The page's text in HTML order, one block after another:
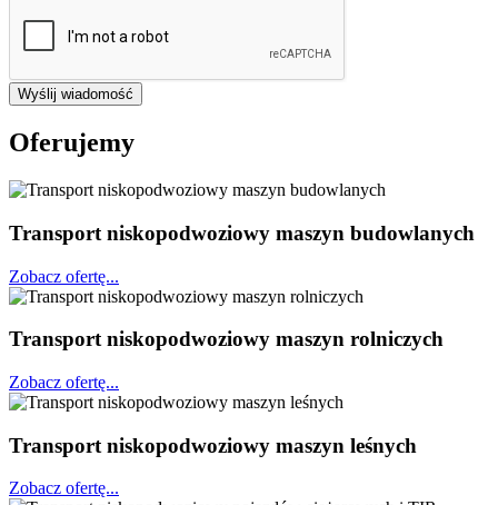
Wyślij wiadomość
Oferujemy
Transport niskopodwoziowy maszyn budowlanych
Zobacz ofertę...
Transport niskopodwoziowy maszyn rolniczych
Zobacz ofertę...
Transport niskopodwoziowy maszyn leśnych
Zobacz ofertę...